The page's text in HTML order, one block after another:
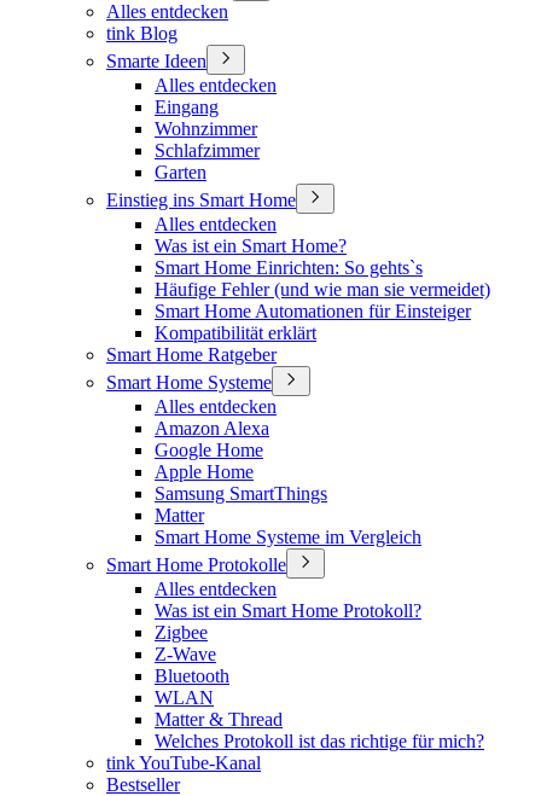
Alles entdecken
tink Blog
Smarte Ideen
Alles entdecken
Eingang
Wohnzimmer
Schlafzimmer
Garten
Einstieg ins Smart Home
Alles entdecken
Was ist ein Smart Home?
Smart Home Einrichten: So gehts`s
Häufige Fehler (und wie man sie vermeidet)
Smart Home Automationen für Einsteiger
Kompatibilität erklärt
Smart Home Ratgeber
Smart Home Systeme
Alles entdecken
Amazon Alexa
Google Home
Apple Home
Samsung SmartThings
Matter
Smart Home Systeme im Vergleich
Smart Home Protokolle
Alles entdecken
Was ist ein Smart Home Protokoll?
Zigbee
Z-Wave
Bluetooth
WLAN
Matter & Thread
Welches Protokoll ist das richtige für mich?
tink YouTube-Kanal
Bestseller